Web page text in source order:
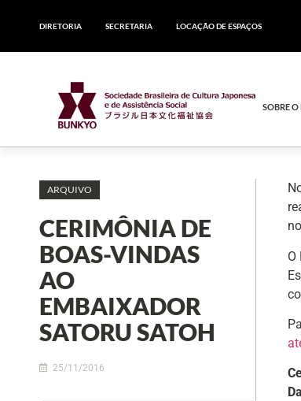
DIRETORIA SECRETARIA LOCAÇÃO DE ESPAÇOS
SOBRE
ARQUIVO
CERIMÔNIA DE
BOAS-VINDAS
AO
EMBAIXADOR
SATORU SATOH
25/11/2016
O